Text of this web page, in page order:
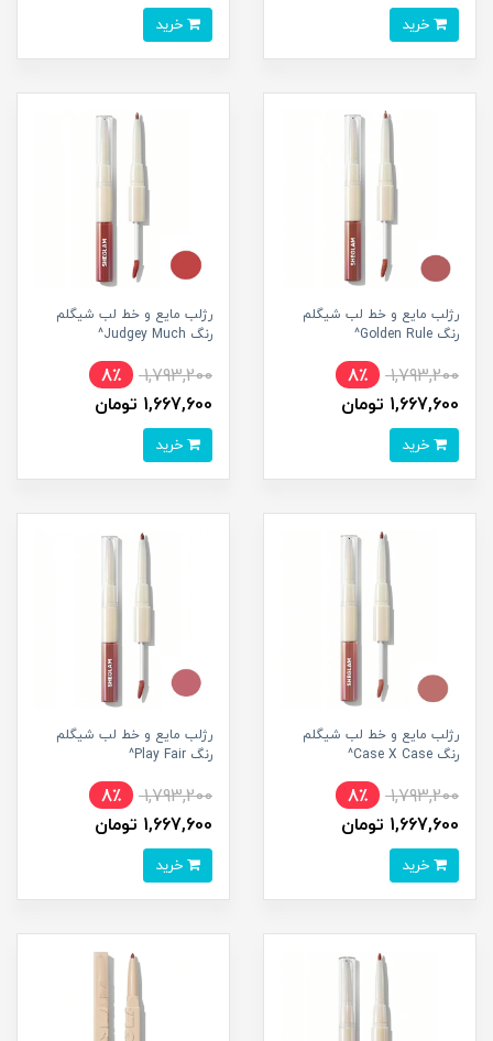
رژلب مایع و خط لب شیگلم
رنگ Golden Rule^
1,793,200
8٪
1,667,600 تومان
رژلب مایع و خط لب شیگلم
رنگ Judgey Much^
1,793,200
8٪
1,667,600 تومان
رژلب مایع و خط لب شیگلم
رنگ Case X Case^
1,793,200
8٪
1,667,600 تومان
رژلب مایع و خط لب شیگلم
رنگ Play Fair^
1,793,200
8٪
1,667,600 تومان